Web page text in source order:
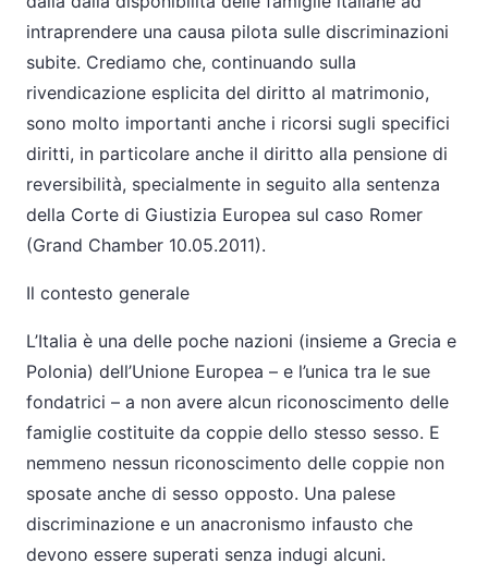
intraprendere una causa pilota sulle discriminazioni
subite. Crediamo che, continuando sulla
rivendicazione esplicita del diritto al matrimonio,
sono molto importanti anche i ricorsi sugli specifici
diritti, in particolare anche il diritto alla pensione di
reversibilità, specialmente in seguito alla sentenza
della Corte di Giustizia Europea sul caso Romer
(Grand Chamber 10.05.2011).
Il contesto generale
L’Italia è una delle poche nazioni (insieme a Grecia e
Polonia) dell’Unione Europea – e l’unica tra le sue
fondatrici – a non avere alcun riconoscimento delle
famiglie costituite da coppie dello stesso sesso. E
nemmeno nessun riconoscimento delle coppie non
sposate anche di sesso opposto. Una palese
discriminazione e un anacronismo infausto che
devono essere superati senza indugi alcuni.